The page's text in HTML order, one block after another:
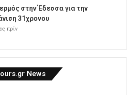
στην Έδεσσα για την
31χρονου
πρίν
News